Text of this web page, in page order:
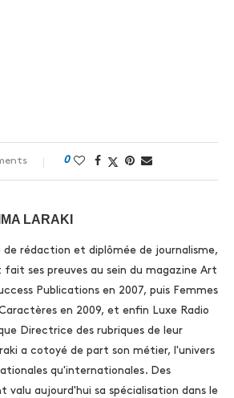
0
LARAKI
de rédaction et diplômée de journalisme,
fait ses preuves au sein du magazine Art
Publications en 2007, puis Femmes
en 2009, et enfin Luxe Radio
Directrice des rubriques de leur
a cotoyé de part son métier, l'univers
qu'internationales. Des
valu aujourd'hui sa spécialisation dans le